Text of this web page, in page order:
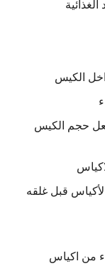
الكيس
حجم الكيس
قبل غلقه
من اكياس